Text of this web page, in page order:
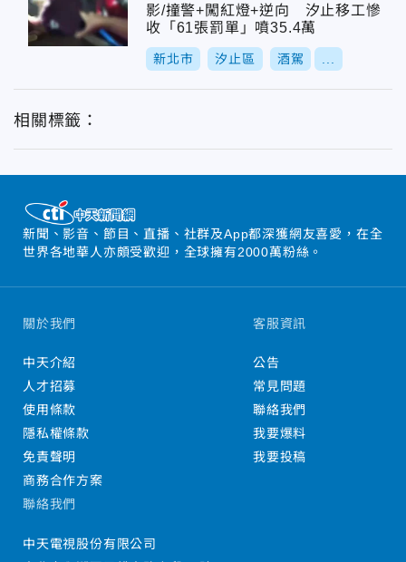
影/撞警+闖紅燈+逆向 汐止移工慘
收「61張罰單」噴35.4萬
新北市 汐止區 酒駕
相關標籤：
新聞、影音、節目、直播、社群及App都深獲網友喜愛，在全
世界各地華人亦頗受歡迎，全球擁有2000萬粉絲。
關於我們
中天介紹
人才招募
使用條款
隱私權條款
免責聲明
商務合作方案
客服資訊
公告
常見問題
聯絡我們
我要爆料
我要投稿
聯絡我們
中天電視股份有限公司